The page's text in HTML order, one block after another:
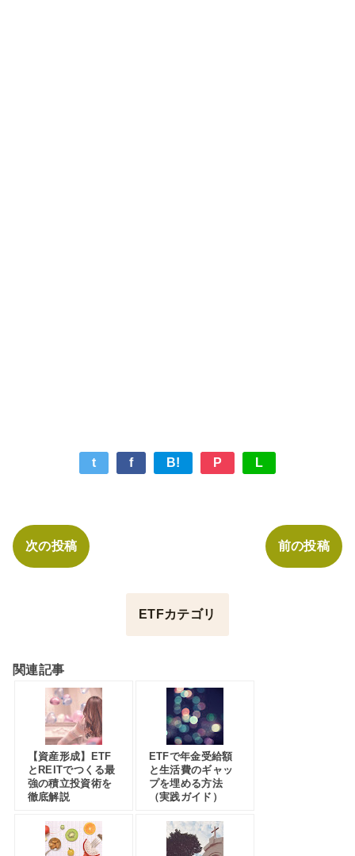
t f B! P L
次の投稿 前の投稿
ETFカテゴリ
関連記事
【資産形成】ETF
とREITでつくる最
強の積立投資術を
徹底解説
ETFで年金受給額
と生活費のギャッ
プを埋める方法
（実践ガイド）